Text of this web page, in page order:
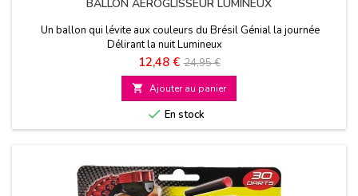
BALLON AEROGLISSEUR LUMINEUX
Un ballon qui lévite aux couleurs du Brésil Génial la journée
Délirant la nuit Lumineux
Prix
12,48 € Prix
de
base
24,95 €
 Ajouter au panier
 En stock